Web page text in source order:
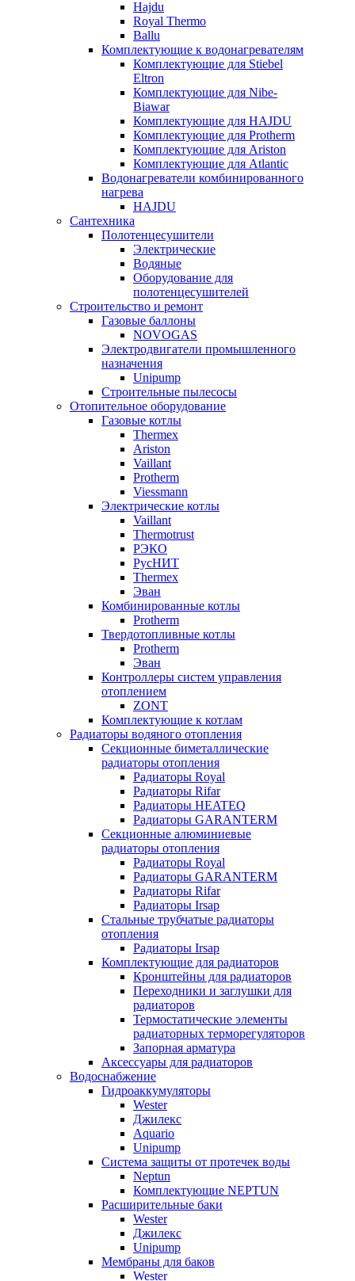
Hajdu
Royal Thermo
Ballu
Комплектующие к водонагревателям
Комплектующие для Stiebel
Eltron
Комплектующие для Nibe-
Biawar
Комплектующие для HAJDU
Комплектующие для Protherm
Комплектующие для Ariston
Комплектующие для Atlantic
Водонагреватели комбинированного
нагрева
HAJDU
Сантехника
Полотенцесушители
Электрические
Водяные
Оборудование для
полотенцесушителей
Строительство и ремонт
Газовые баллоны
NOVOGAS
Электродвигатели промышленного
назначения
Unipump
Строительные пылесосы
Отопительное оборудование
Газовые котлы
Thermex
Ariston
Vaillant
Protherm
Viessmann
Электрические котлы
Vaillant
Thermotrust
РЭКО
РусНИТ
Thermex
Эван
Комбинированные котлы
Protherm
Твердотопливные котлы
Protherm
Эван
Контроллеры систем управления
отоплением
ZONT
Комплектующие к котлам
Радиаторы водяного отопления
Секционные биметаллические
радиаторы отопления
Радиаторы Royal
Радиаторы Rifar
Радиаторы HEATEQ
Радиаторы GARANTERM
Секционные алюминиевые
радиаторы отопления
Радиаторы Royal
Радиаторы GARANTERM
Радиаторы Rifar
Радиаторы Irsap
Стальные трубчатые радиаторы
отопления
Радиаторы Irsap
Комплектующие для радиаторов
Кронштейны для радиаторов
Переходники и заглушки для
радиаторов
Термостатические элементы
радиаторных терморегуляторов
Запорная арматура
Аксессуары для радиаторов
Водоснабжение
Гидроаккумуляторы
Wester
Джилекс
Aquario
Unipump
Система защиты от протечек воды
Neptun
Комплектующие NEPTUN
Расширительные баки
Wester
Джилекс
Unipump
Мембраны для баков
Wester